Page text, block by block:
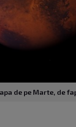
de pe Marte, de